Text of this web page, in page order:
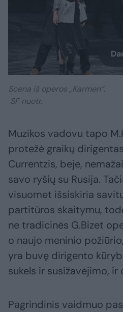
Scena iš operos „Karmen“.
SF nuotr.
Muzikos vadovu tapo
protežė graikų
Currentzis, beje,
savo ryšių su Rusija.
visuomet išsiskiria
partitūros skaitymu,
ne tradicinės G.Bizet
o naujo meninio
yra buvę dirigento
sukels ir susižavėjimo, ir
Pagrindinis vaidmuo